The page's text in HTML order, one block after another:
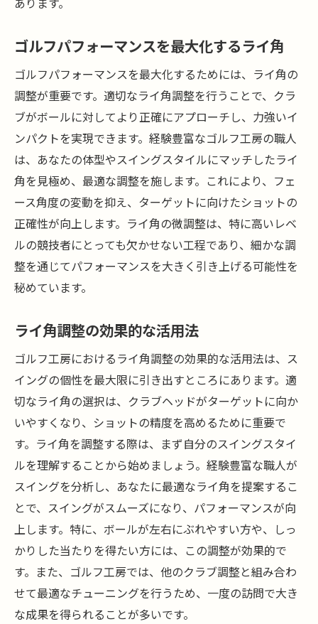
ゴルフパフォーマンスを最大化するライ角
ゴルフパフォーマンスを最大化するためには、ライ角の
調整が重要です。適切なライ角調整を行うことで、クラ
ブがボールに対してより正確にアプローチし、力強いイ
ンパクトを実現できます。経験豊富なゴルフ工房の職人
は、あなたの体型やスイングスタイルにマッチしたライ
角を見極め、最適な調整を施します。これにより、フェ
ース角度の変動を抑え、ターゲットに向けたショットの
正確性が向上します。ライ角の微調整は、特に高いレベ
ルの競技者にとっても欠かせない工程であり、細かな調
整を通じてパフォーマンスを大きく引き上げる可能性を
秘めています。
ライ角調整の効果的な活用法
ゴルフ工房におけるライ角調整の効果的な活用法は、ス
イングの個性を最大限に引き出すところにあります。適
切なライ角の選択は、クラブヘッドがターゲットに向か
いやすくなり、ショットの精度を高めるために重要で
す。ライ角を調整する際は、まず自分のスイングスタイ
ルを理解することから始めましょう。経験豊富な職人が
スイングを分析し、あなたに最適なライ角を提案するこ
とで、スイングがスムーズになり、パフォーマンスが向
上します。特に、ボールが左右にぶれやすい方や、しっ
かりした当たりを得たい方には、この調整が効果的で
す。また、ゴルフ工房では、他のクラブ調整と組み合わ
せて最適なチューニングを行うため、一度の訪問で大き
な成果を得られることが多いです。